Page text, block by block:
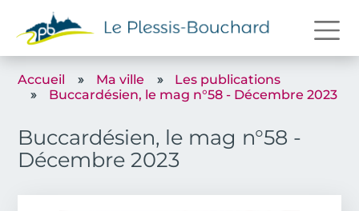
Accueil Ma ville
Les publications
Buccardésien, le mag n°58 - Décembre 2023
Buccardésien, le mag n°58 -
Décembre 2023